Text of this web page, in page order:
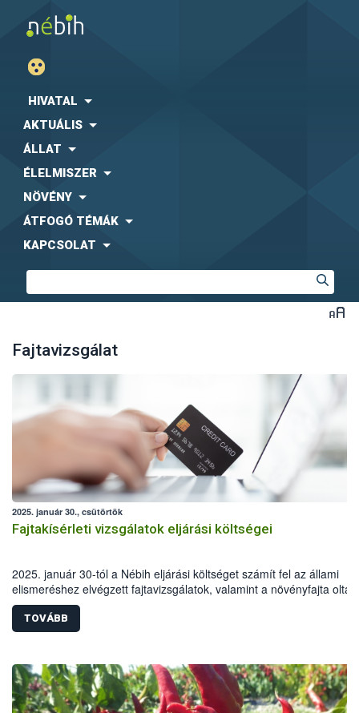
HIVATAL
AKTUÁLIS
ÁLLAT
ÉLELMISZER
NÖVÉNY
ÁTFOGÓ TÉMÁK
KAPCSOLAT
Fajtavizsgálat
2025. január 30., csütörtök
Fajtakísérleti vizsgálatok eljárási költségei
2025. január 30-tól a Nébih eljárási költséget számít fel az állami
elismeréshez elvégzett fajtavizsgálatok, valamint a növényfajta
bejelentett fajtakísérleti vizsgálatok során.
TOVÁBB